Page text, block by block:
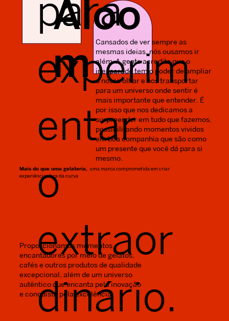
Aloo
m
para
experim
entar
o
extraor
dinário.
Cansados de ver sempre as
mesmas ideias, nós ousamos ir
além. A gente acredita que o
inesperado tem o poder de ampliar
o nosso olhar e nos transportar
para um universo onde sentir é
mais importante que entender. É
por isso que nos dedicamos a
surpreender em tudo que fazemos,
possibilitando momentos vividos
em boa companhia que são como
um presente que você dá para si
mesmo.
Mais do que uma gelateria,uma marca comprometida em criar
experiências fora da curva
Proporcionamos momentos
encantadores por meio de gelatos,
cafés e outros produtos de qualidade
excepcional, além de um universo
autêntico que encanta pela inovação
e conquista pela excelência.